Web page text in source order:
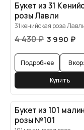
Букет из 31
розы Лавли
31 кенийская роза
4 430₽ 3 990 ₽
Подробнее В
Купить
Букет из 101
розы №101